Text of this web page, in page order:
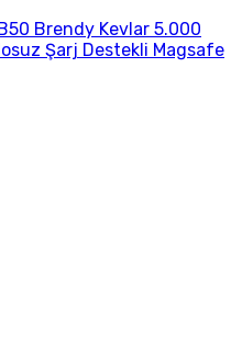
Brendy Kevlar 5.000
Şarj Destekli Magsafe